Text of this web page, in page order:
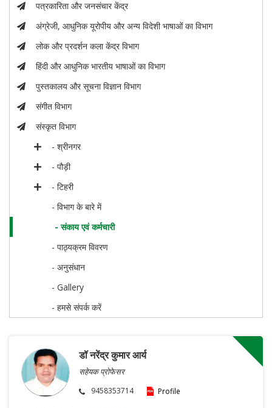
पत्रकारिता और जनसंचार केंद्र
अंग्रेजी, आधुनिक यूरोपीय और अन्य विदेशी भाषाओं का विभाग
लोक और प्रदर्शन कला केंद्र विभाग
हिंदी और आधुनिक भारतीय भाषाओं का विभाग
पुस्तकालय और सूचना विज्ञान विभाग
संगीत विभाग
संस्कृत विभाग
- श्रीनगर
- पौड़ी
- टिहरी
- विभाग के बारे में
- संकाय एवं कर्मचारी
- पाठ्यक्रम विवरण
- अनुसंधान
- Gallery
- हमसे संपर्क करें
डॉ नरेंद्र कुमार आर्य
सहेयक प्रोफेसर
9458353714
Profile